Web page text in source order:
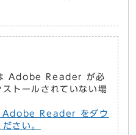
Adobe Reader が必
トールされていない場
Adobe Reader をダウ
さい。